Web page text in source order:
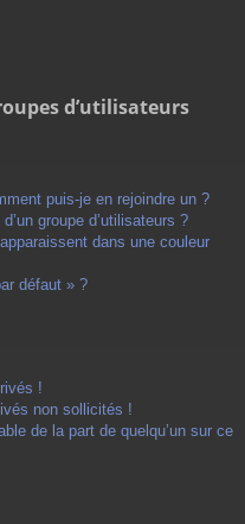
d’utilisateurs
puis-je en rejoindre un ?
groupe d’utilisateurs ?
dans une couleur
défaut » ?
!
non sollicités !
de la part de quelqu’un sur ce